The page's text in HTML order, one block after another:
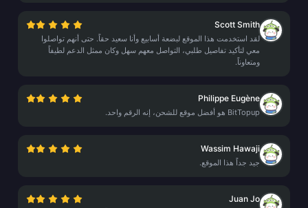
Scott Smith
لقد استخدمت هذا الموقع لبضعة أسابيع وأنا سعيد حقاً. حتى أنهم تواصلوا
معي لتأكيد تفاصيل طلبي، التواصل معهم سهل وكان ممثل الدعم لطيفاً
ومتعاوناً.
Philippe Eugène
BitTopup هو أفضل موقع للشحن، إنه الرقم واحد.
Wassim Hawaji
جيد جداً هذا الموقع.
Juan Jo